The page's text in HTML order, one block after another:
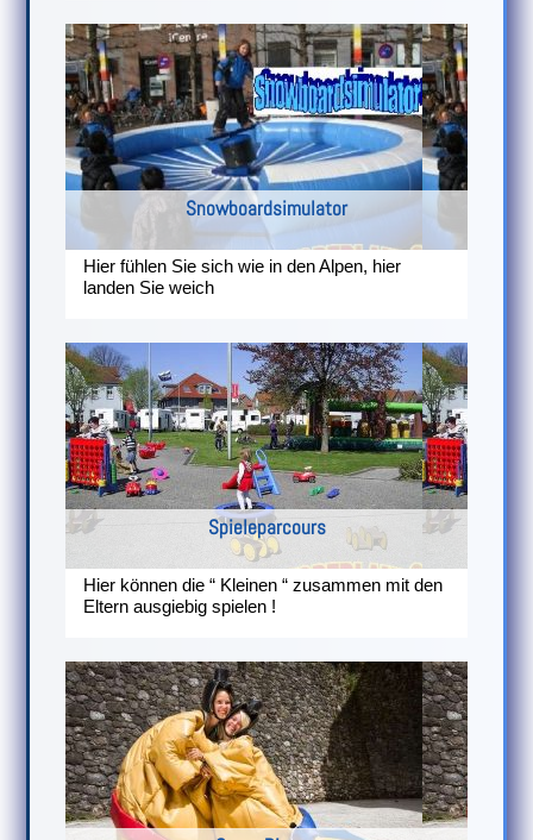
Snowboardsimulator
Hier fühlen Sie sich wie in den Alpen, hier
landen Sie weich
Spieleparcours
Hier können die “ Kleinen “ zusammen mit den
Eltern ausgiebig spielen !